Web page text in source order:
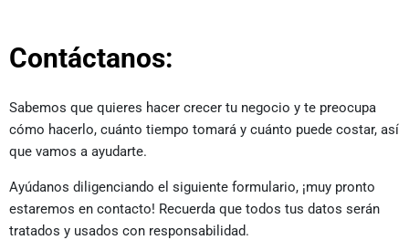
Contáctanos:
Sabemos que quieres hacer crecer tu negocio y te preocupa
cómo hacerlo, cuánto tiempo tomará y cuánto puede costar, así
que vamos a ayudarte.
Ayúdanos diligenciando el siguiente formulario, ¡muy pronto
estaremos en contacto! Recuerda que todos tus datos serán
tratados y usados con responsabilidad.